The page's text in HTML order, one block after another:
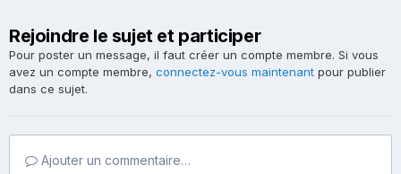
Rejoindre le sujet et participer
Pour poster un message, il faut créer un compte membre. Si vous
avez un compte membre, connectez-vous maintenant pour publier
dans ce sujet.
Ajouter un commentaire…